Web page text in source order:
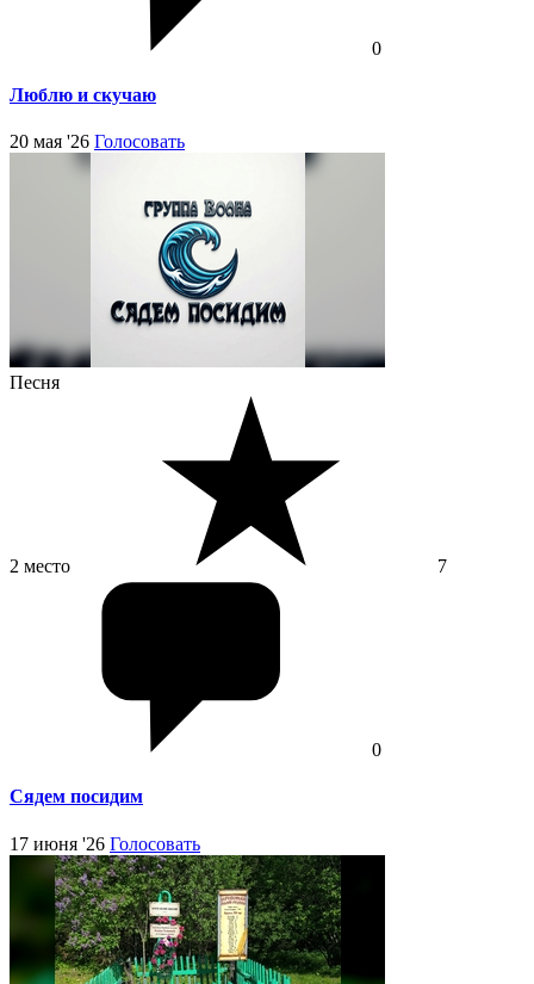
0
Люблю и скучаю
20 мая '26 Голосовать
Песня
2 место 7
0
Сядем посидим
17 июня '26 Голосовать